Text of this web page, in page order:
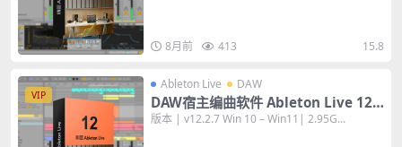
8月前 413 15.8
VIP
Ableton Live DAW
DAW宿主编曲软件 Ableton Live 12 S
uite v12.2.7 [WiN+MAC] 数字音频工
版本 | v12.2.7 Win 10 – Win11| 2.95G...